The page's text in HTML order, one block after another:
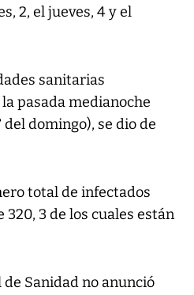
2, el jueves, 4 y el
sanitarias
pasada medianoche
domingo), se dio de
total de infectados
320, 3 de los cuales están
Sanidad no anunció